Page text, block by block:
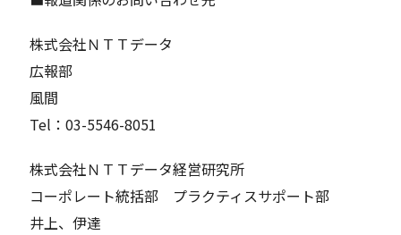
株式会社ＮＴＴデータ
広報部
風間
Tel：03-5546-8051
株式会社ＮＴＴデータ経営研究所
コーポレート統括部 プラクティスサポート部
井上、伊達